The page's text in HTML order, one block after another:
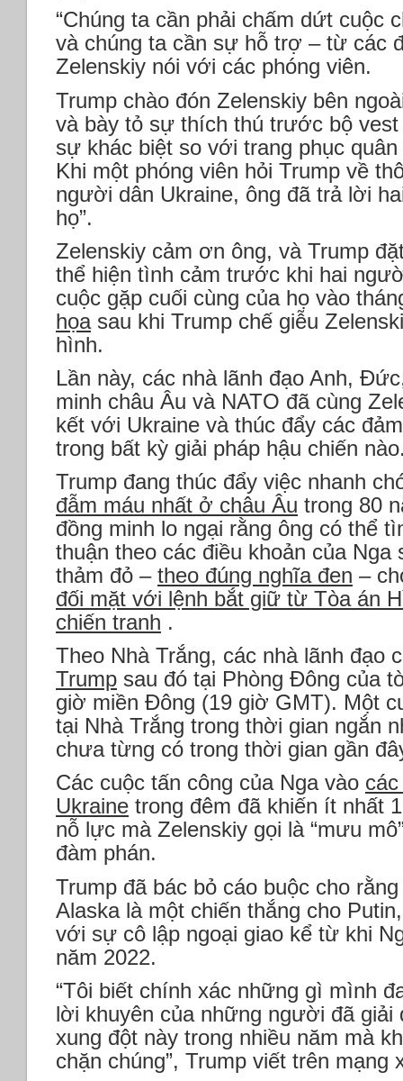
“Chúng ta cần phải chấm dứt cuộc
và chúng ta cần sự hỗ trợ – từ các
Zelenskiy nói với các phóng viên.
Trump chào đón Zelenskiy bên
và bày tỏ sự thích thú trước bộ vest
sự khác biệt so với trang phục
Khi một phóng viên hỏi Trump về
người dân Ukraine, ông đã trả lời
họ”.
Zelenskiy cảm ơn ông, và Trump
thể hiện tình cảm trước khi hai
cuộc gặp cuối cùng của họ vào
họasau khi Trump chế giễu
hình.
Lần này, các nhà lãnh đạo Anh,
minh châu Âu và NATO đã cùng
kết với Ukraine và thúc đẩy các
trong bất kỳ giải pháp hậu chiến
Trump đang thúc đẩy việc nhanh
đẫm máu nhất ở châu Âu trong 80
đồng minh lo ngại rằng ông có thể
thuận theo các điều khoản của Nga
thảm đỏ – theo đúng nghĩa đen –
đối mặt với lệnh bắt giữ từ Tòa án
chiến tranh .
Theo Nhà Trắng, các nhà lãnh đạo
Trump sau đó tại Phòng Đông của
giờ miền Đông (19 giờ GMT). Một
tại Nhà Trắng trong thời gian ngắn
chưa từng có trong thời gian gần
Các cuộc tấn công của Nga vào
Ukraine trong đêm đã khiến ít nhất
nỗ lực mà Zelenskiy gọi là “mưu
đàm phán.
Trump đã bác bỏ cáo buộc cho
Alaska là một chiến thắng cho
với sự cô lập ngoại giao kể từ khi
năm 2022.
“Tôi biết chính xác những gì mình
lời khuyên của những người đã giải
xung đột này trong nhiều năm mà
chặn chúng”, Trump viết trên mạng